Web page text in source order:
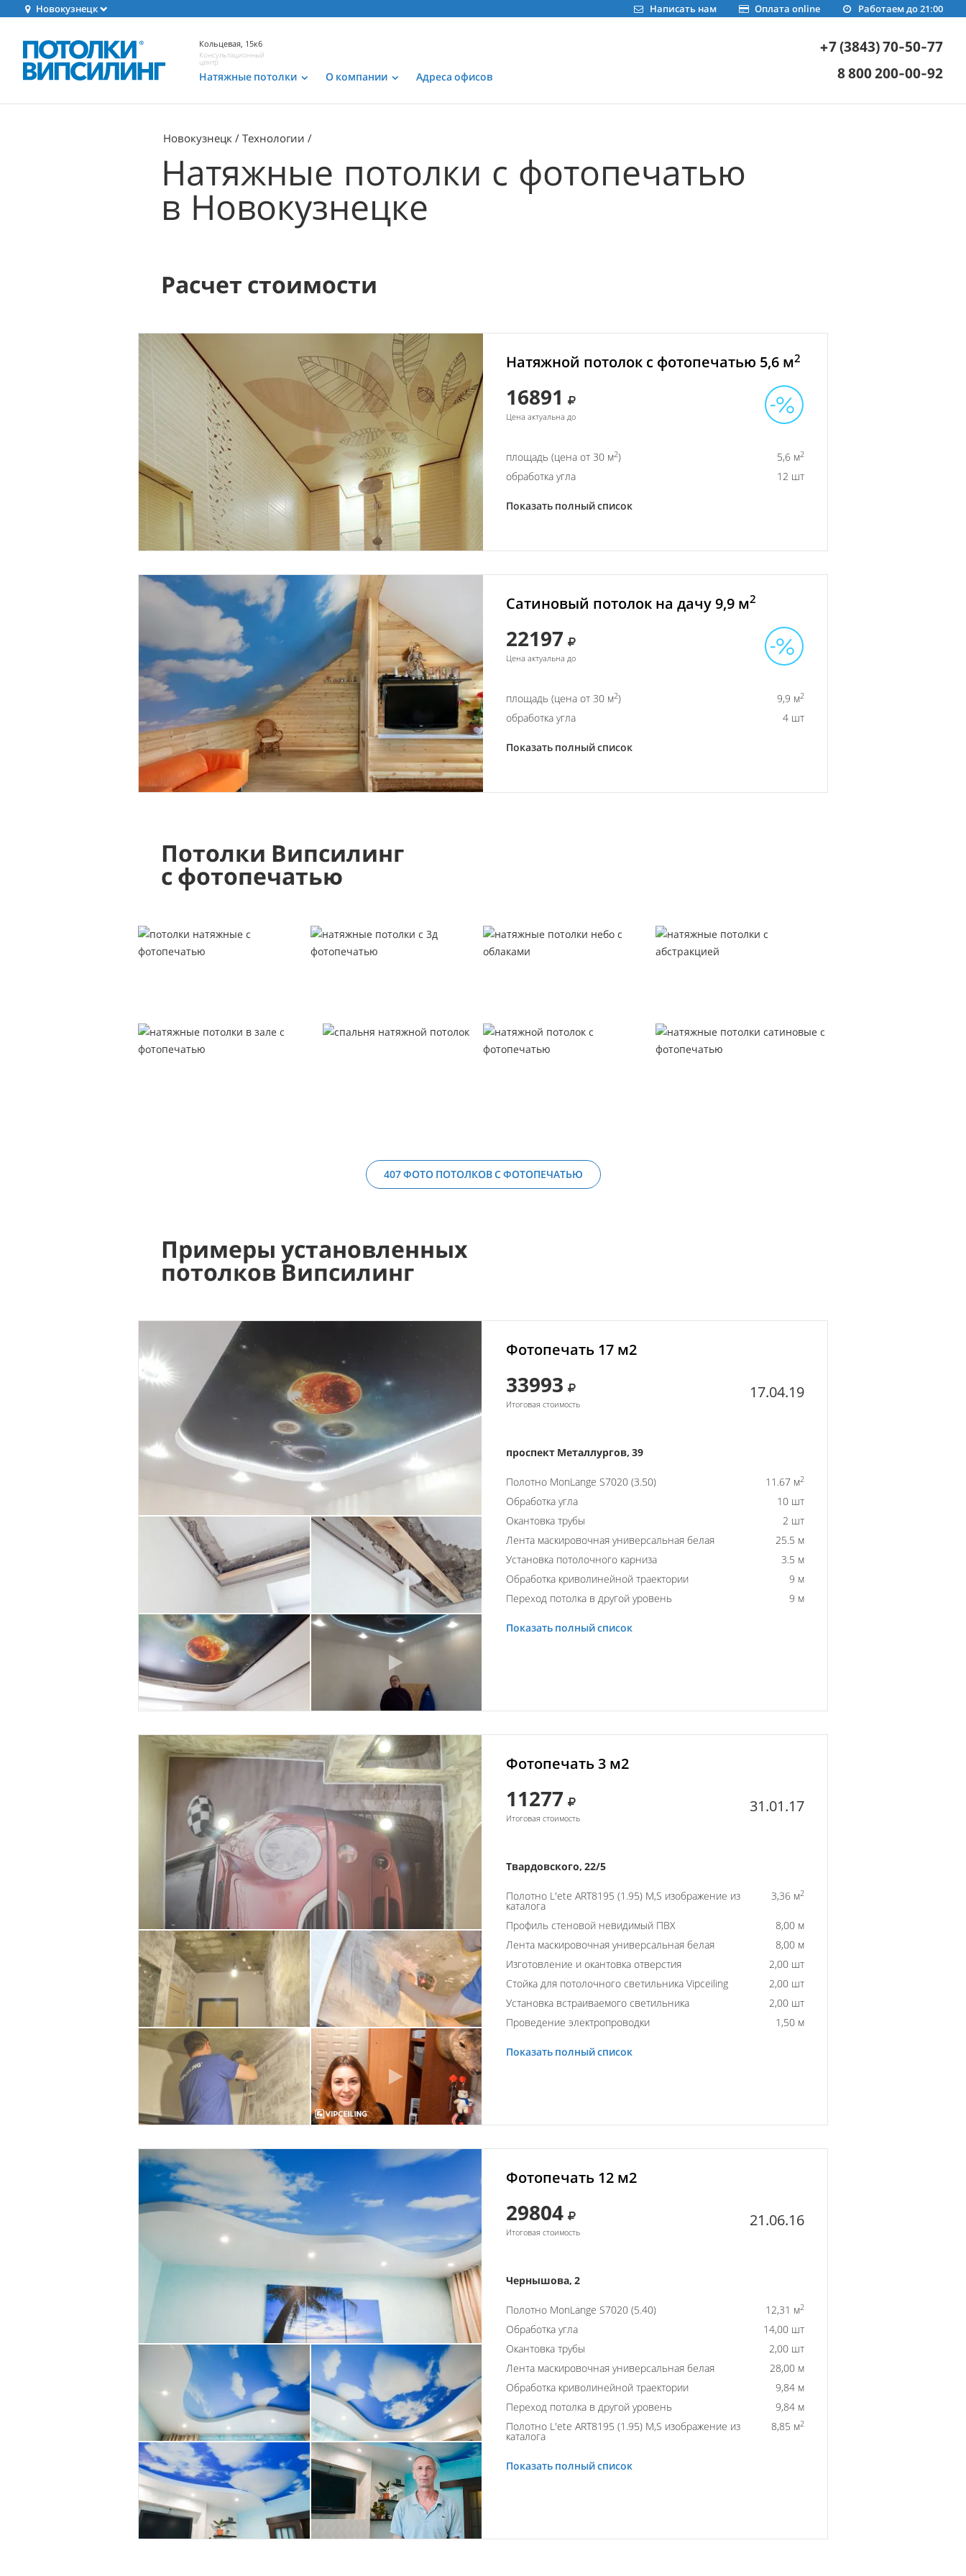
Новокузнецк Работаем до 21:00
Оплата online
Написать нам
Кольцевая, 15к6
Консультационный
центр
Натяжные потолки О компании Адреса офисов
+7 (3843) 70-50-77
8 800 200-00-92
Новокузнецк Технологии
Натяжные потолки с фотопечатью
в Новокузнецке
Расчет стоимости
Натяжной потолок с фотопечатью 5,6 м2
16891
Цена актуальна до
площадь (цена от 30 м2) 5,6 м2
обработка угла 12 шт
Показать полный список
Сатиновый потолок на дачу 9,9 м2
22197
Цена актуальна до
площадь (цена от 30 м2) 9,9 м2
обработка угла 4 шт
Показать полный список
Потолки Випсилинг
с фотопечатью
407 ФОТО ПОТОЛКОВ С ФОТОПЕЧАТЬЮ
Примеры установленных
потолков Випсилинг
Фотопечать 17 м2
33993
Итоговая стоимость
17.04.19
проспект Металлургов, 39
Полотно MonLange S7020 (3.50) 11.67 м2
Обработка угла
10 шт
Окантовка трубы
2 шт
Лента маскировочная универсальная белая
25.5 м
Установка потолочного карниза
3.5 м
Обработка криволинейной траектории
9 м
Переход потолка в другой уровень
9 м
Показать полный список
Фотопечать 3 м2
11277
Итоговая стоимость
31.01.17
Твардовского, 22/5
Полотно L'ete ART8195 (1.95) M,S изображение из
каталога
3,36 м2
Профиль стеновой невидимый ПВХ
8,00 м
Лента маскировочная универсальная белая
8,00 м
Изготовление и окантовка отверстия
2,00 шт
Стойка для потолочного светильника Vipceiling
2,00 шт
Установка встраиваемого светильника
2,00 шт
Проведение электропроводки
1,50 м
Показать полный список
Фотопечать 12 м2
29804
Итоговая стоимость
21.06.16
Чернышова, 2
Полотно MonLange S7020 (5.40) 12,31 м2
Обработка угла
14,00 шт
Окантовка трубы
2,00 шт
Лента маскировочная универсальная белая
28,00 м
Обработка криволинейной траектории
9,84 м
Переход потолка в другой уровень
9,84 м
Полотно L'ete ART8195 (1.95) M,S изображение из
каталога
8,85 м2
Показать полный список